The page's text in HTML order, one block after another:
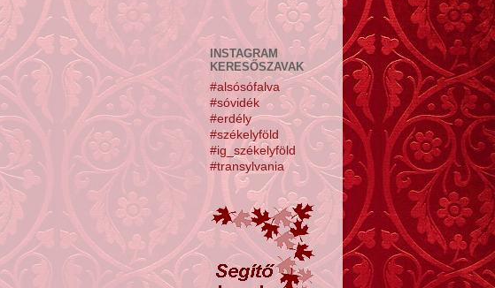
INSTAGRAM
KERESŐSZAVAK
#alsósófalva
#sóvidék
#erdély
#székelyföld
#ig_székelyföld
#transylvania